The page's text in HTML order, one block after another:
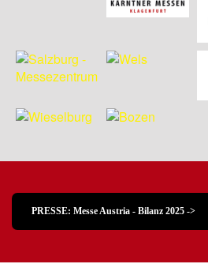
PRESSE: Messe Austria - Bilanz 2025 ->